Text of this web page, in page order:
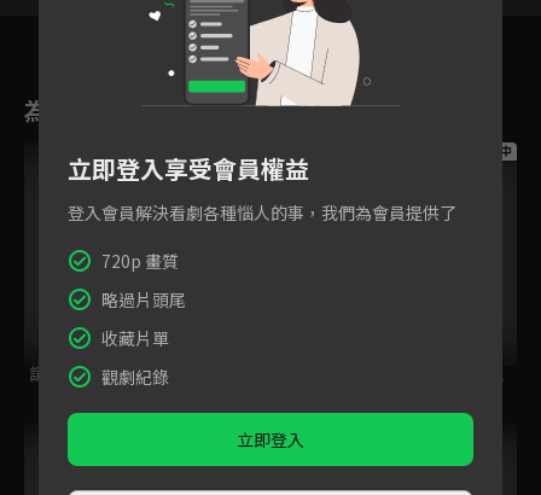
為您推薦
請世界吃桌
跟播中
今日免費版-大家說
立即登入享受會員權益
登入會員解決看劇各種惱人的事，我們為會員提供了
720p 畫質
略過片頭尾
收藏片單
觀劇紀錄
立即登入